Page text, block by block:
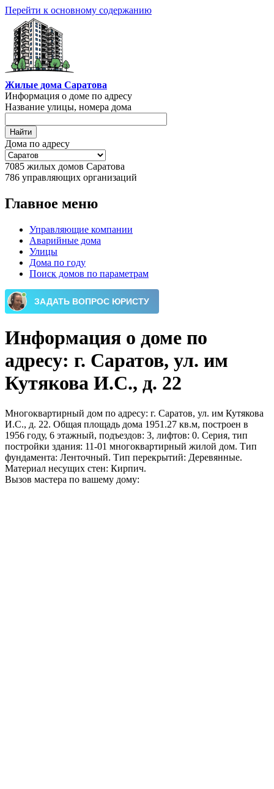
Перейти к основному содержанию
Жилые дома Саратова
Информация о доме по адресу
Название улицы, номера дома
Дома по адресу
7085 жилых домов Саратова
786 управляющих организаций
Главное меню
Управляющие компании
Аварийные дома
Улицы
Дома по году
Поиск домов по параметрам
Информация о доме по
адресу: г. Саратов, ул. им
Кутякова И.С., д. 22
Многоквартирный дом по адресу: г. Саратов, ул. им Кутякова
И.С., д. 22. Общая площадь дома 1951.27 кв.м, построен в
1956 году, 6 этажный, подъездов: 3, лифтов: 0. Серия, тип
постройки здания: 11-01 многоквартирный жилой дом. Тип
фундамента: Ленточный. Тип перекрытий: Деревянные.
Материал несущих стен: Кирпич.
Вызов мастера по вашему дому: